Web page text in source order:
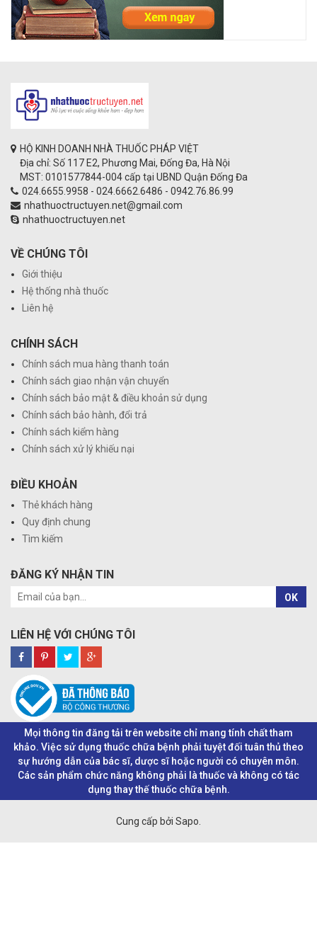
HỘ KINH DOANH NHÀ THUỐC PHÁP VIỆT
Địa chỉ: Số 117 E2, Phương Mai, Đống Đa, Hà Nội
MST: 0101577844-004 cấp tại UBND Quận Đống Đa
024.6655.9958 - 024.6662.6486 - 0942.76.86.99
nhathuoctructuyen.net@gmail.com
nhathuoctructuyen.net
VỀ CHÚNG TÔI
Giới thiệu
Hệ thống nhà thuốc
Liên hệ
CHÍNH SÁCH
Chính sách mua hàng thanh toán
Chính sách giao nhận vận chuyển
Chính sách bảo mật & điều khoản sử dụng
Chính sách bảo hành, đổi trả
Chính sách kiểm hàng
Chính sách xử lý khiếu nại
ĐIỀU KHOẢN
Thẻ khách hàng
Quy định chung
Tìm kiếm
ĐĂNG KÝ NHẬN TIN
OK
LIÊN HỆ VỚI CHÚNG TÔI
Mọi thông tin đăng tải trên website chỉ mang tính chất tham
khảo. Việc sử dụng thuốc chữa bệnh phải tuyệt đối tuân thủ theo
sự hướng dẫn của bác sĩ, dược sĩ hoặc người có chuyên môn.
Các sản phẩm chức năng không phải là thuốc và không có tác
dụng thay thế thuốc chữa bệnh.
Cung cấp bởi Sapo.